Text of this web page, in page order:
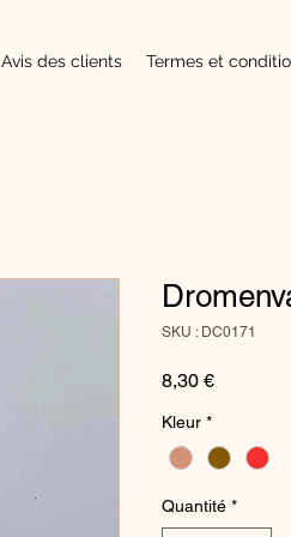
Avis des clients Termes et
SKU : DC0171
8,30 €Prix
Kleur *
Quantité *